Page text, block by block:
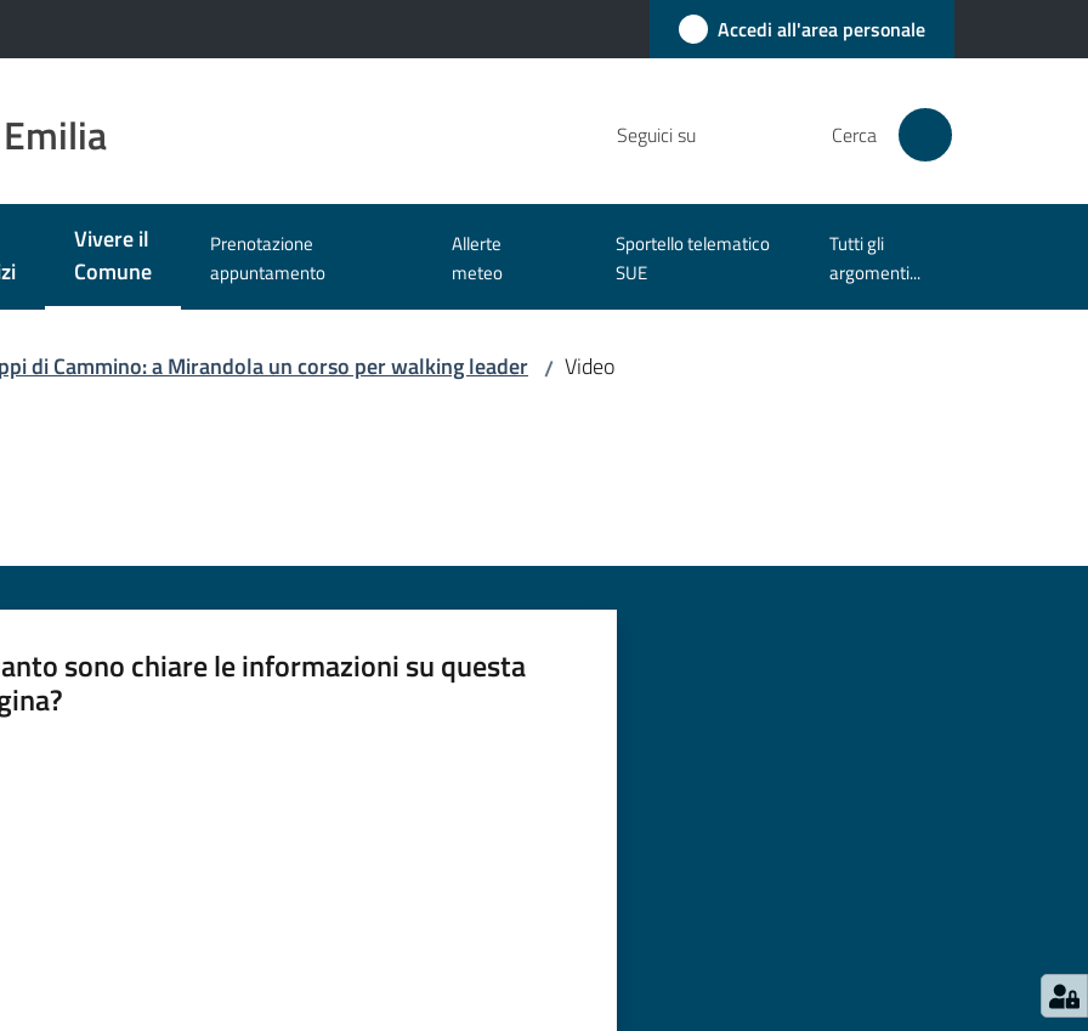
Accedi all'area personale
Seguici su Cerca
Vivere il
Comune
Menu selezionato
Prenotazione
appuntamento
Allerte
meteo
Sportello telematico
SUE
Tutti gli
argomenti...
di Cammino: a Mirandola un corso per walking leader / Video
sono chiare le informazioni su questa